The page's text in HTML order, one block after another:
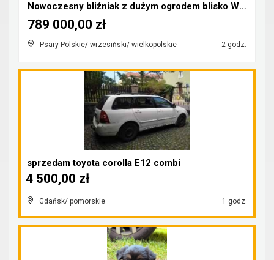
Nowoczesny bliźniak z dużym ogrodem blisko Wrześni...
Psary Polskie/ wrzesiński/ wielkopolskie 2 godz.
789 000,00 zł
sprzedam toyota corolla E12 combi
Gdańsk/ pomorskie 1 godz.
4 500,00 zł